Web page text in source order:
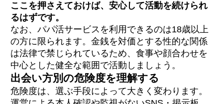
ここを押さえておけば、安心して活動を続けられ
るはずです。
なお、パパ活サービスを利用できるのは18歳以上
の方に限られます。金銭を対価とする性的な関係
は法律で禁じられているため、食事や顔合わせを
中心とした健全な範囲で活動しましょう。
出会い方別の危険度を理解する
危険度は、選ぶ手段によって大きく変わります。